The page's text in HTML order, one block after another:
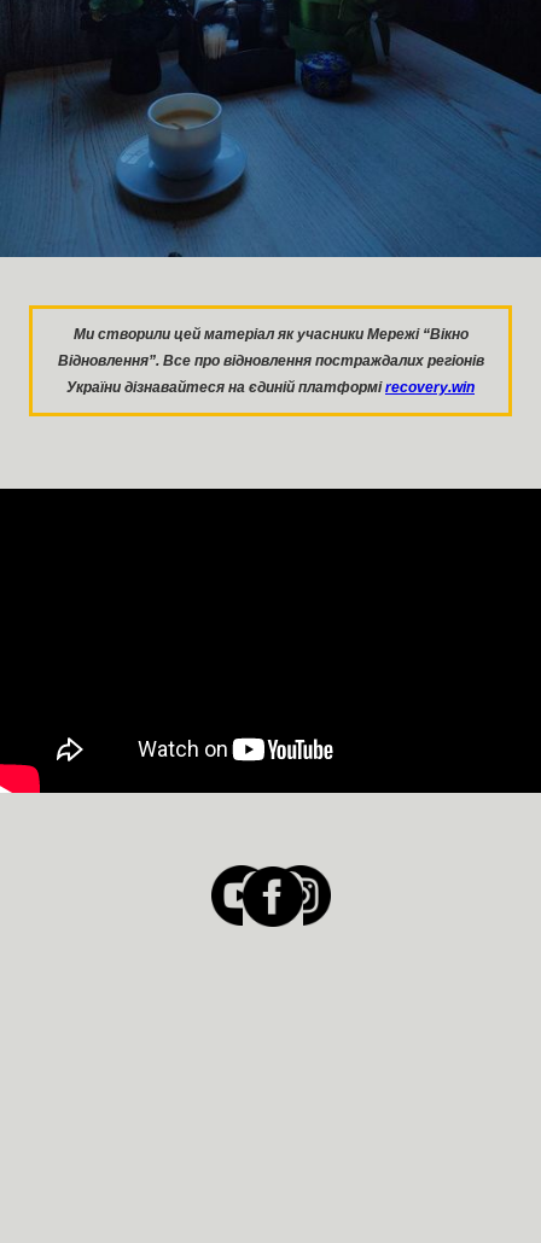
Ми створили цей матеріал як учасники Мережі “Вікно
Відновлення”. Все про відновлення постраждалих регіонів
України дізнавайтеся на єдиній платформіrecovery.win